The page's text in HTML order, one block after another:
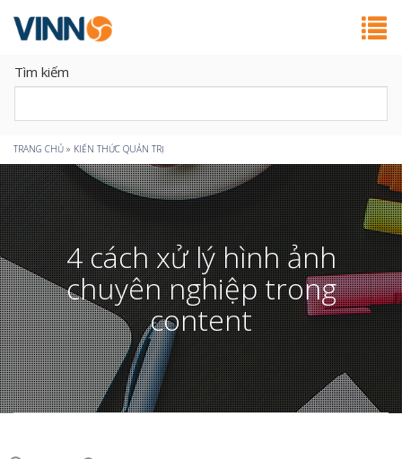
Tìm kiếm
Bạn
đang
ở
đây
TRANG CHỦ » KIẾN THỨC QUẢN TRỊ
4 cách xử lý hình ảnh
chuyên nghiệp trong
content